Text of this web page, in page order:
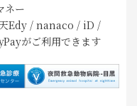
ネー
天Edy / nanaco / iD /
がご利用できます